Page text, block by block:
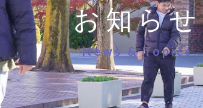
お知らせ
News & Topics